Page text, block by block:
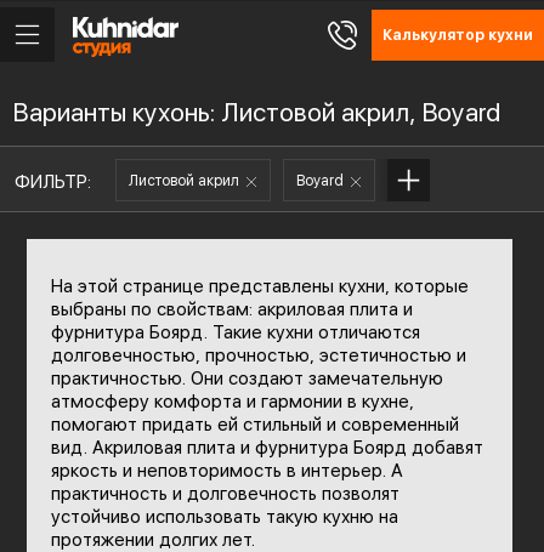
Калькулятор кухни
Варианты кухонь: Листовой акрил, Boyard
ФИЛЬТР: Листовой акрил Boyard
На этой странице представлены кухни, которые
выбраны по свойствам: акриловая плита и
фурнитура Боярд. Такие кухни отличаются
долговечностью, прочностью, эстетичностью и
практичностью. Они создают замечательную
атмосферу комфорта и гармонии в кухне,
помогают придать ей стильный и современный
вид. Акриловая плита и фурнитура Боярд добавят
яркость и неповторимость в интерьер. А
практичность и долговечность позволят
устойчиво использовать такую кухню на
протяжении долгих лет.